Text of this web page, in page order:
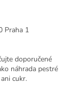
Praha 1
doporučené
náhrada pestré
cukr.